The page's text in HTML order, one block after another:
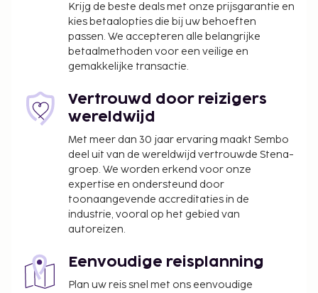
Krijg de beste deals met onze prijsgarantie en
kies betaalopties die bij uw behoeften
passen. We accepteren alle belangrijke
betaalmethoden voor een veilige en
gemakkelijke transactie.
Vertrouwd door reizigers
wereldwijd
Met meer dan 30 jaar ervaring maakt Sembo
deel uit van de wereldwijd vertrouwde Stena-
groep. We worden erkend voor onze
expertise en ondersteund door
toonaangevende accreditaties in de
industrie, vooral op het gebied van
autoreizen.
Eenvoudige reisplanning
Plan uw reis snel met ons eenvoudige